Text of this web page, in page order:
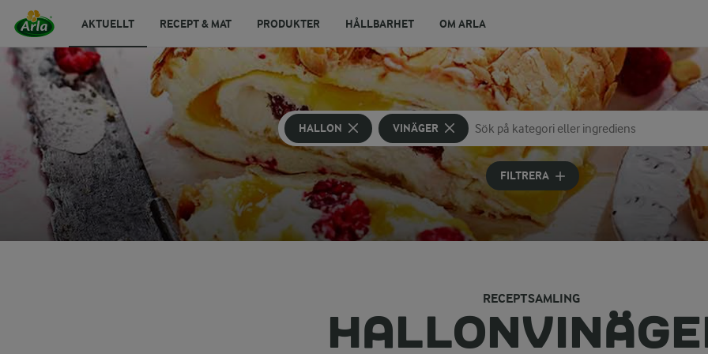
AKTUELLT RECEPT & MAT PRODUKTER HÅLLBARHET OM ARLA
HALLON VINÄGER
Sök på kategori eller ingrediens
Skriv in sökord för att få förslag
FILTRERA
RECEPTSAMLING